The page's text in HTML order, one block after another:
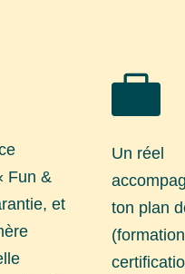
Fun &
et

Un réel
ton plan